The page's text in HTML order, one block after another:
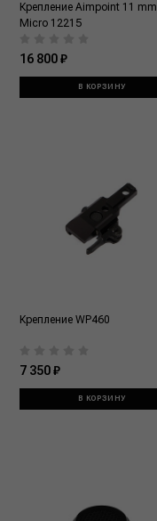
Крепление Aimpoint 11 mm
Micro 12215
16 800 ₽
В КОРЗИНУ
Крепление WP460
7 350 ₽
В КОРЗИНУ